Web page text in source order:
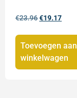
€23.96€19.17
Toevoegen aan
winkelwagen